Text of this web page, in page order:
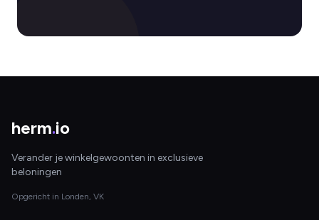
herm.io
Verander je winkelgewoonten in exclusieve
beloningen
Opgericht in Londen, VK